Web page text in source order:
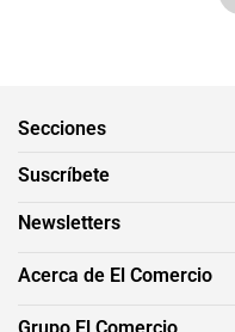
Secciones
Suscríbete
Newsletters
Acerca de El Comercio
Grupo El Comercio